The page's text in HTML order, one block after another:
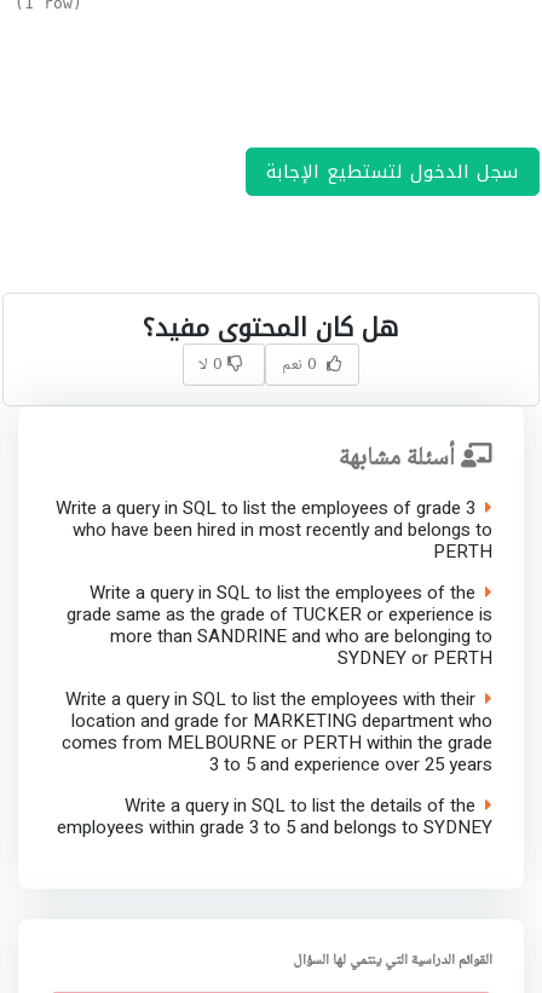
سجل الدخول لتستطيع الإجابة
هل كان المحتوى مفيد؟
0 نعم 0 لا
أسئلة مشابهة
Write a query in SQL to list the employees of grade 3
who have been hired in most recently and belongs to
PERTH
Write a query in SQL to list the employees of the
grade same as the grade of TUCKER or experience is
more than SANDRINE and who are belonging to
SYDNEY or PERTH
Write a query in SQL to list the employees with their
location and grade for MARKETING department who
comes from MELBOURNE or PERTH within the grade
3 to 5 and experience over 25 years
Write a query in SQL to list the details of the
employees within grade 3 to 5 and belongs to SYDNEY
القوائم الدراسية التي ينتمي لها السؤال